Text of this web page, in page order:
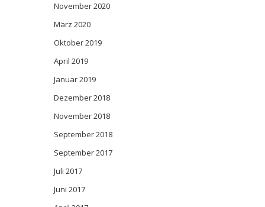
November 2020
März 2020
Oktober 2019
April 2019
Januar 2019
Dezember 2018
November 2018
September 2018
September 2017
Juli 2017
Juni 2017